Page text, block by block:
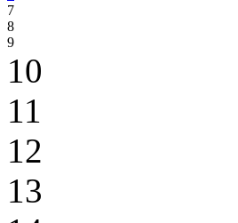
7
8
9
10
11
12
13